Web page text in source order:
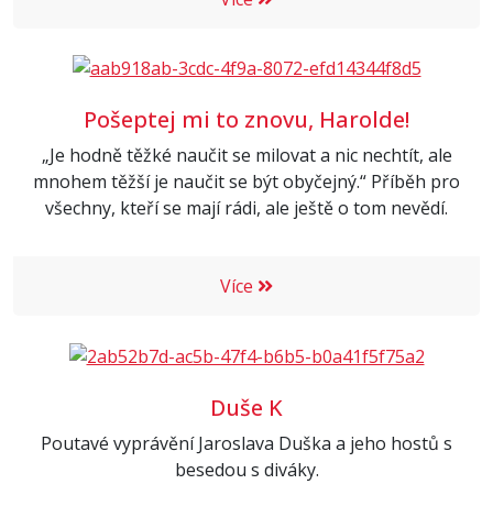
Pošeptej mi to znovu, Harolde!
„Je hodně těžké naučit se milovat a nic nechtít, ale
mnohem těžší je naučit se být obyčejný.“ Příběh pro
všechny, kteří se mají rádi, ale ještě o tom nevědí.
Více
Duše K
Poutavé vyprávění Jaroslava Duška a jeho hostů s
besedou s diváky.